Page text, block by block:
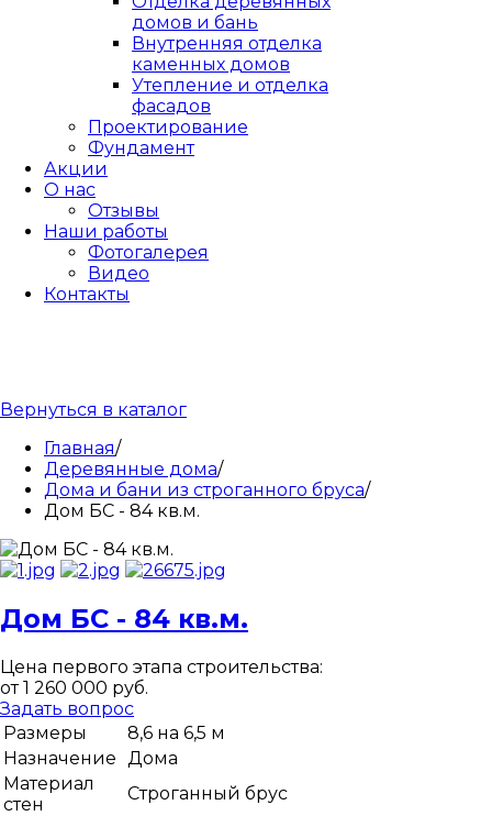
домов и бань
Внутренняя отделка
каменных домов
Утепление и отделка
фасадов
Проектирование
Фундамент
Акции
О нас
Отзывы
Наши работы
Фотогалерея
Видео
Контакты
Вернуться в каталог
Главная/
Деревянные дома/
Дома и бани из строганного бруса/
Дом БС - 84 кв.м.
Дом БС - 84 кв.м.
Цена первого этапа строительства:
от 1 260 000 руб.
Задать вопрос
Размеры
8,6 на 6,5 м
Назначение Дома
Материал
стен
Строганный брус